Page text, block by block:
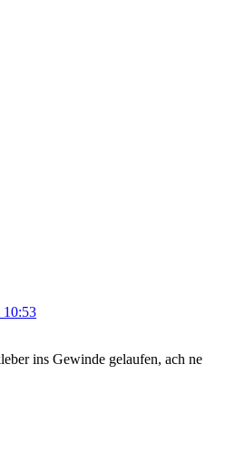
10:53
ins Gewinde gelaufen, ach ne